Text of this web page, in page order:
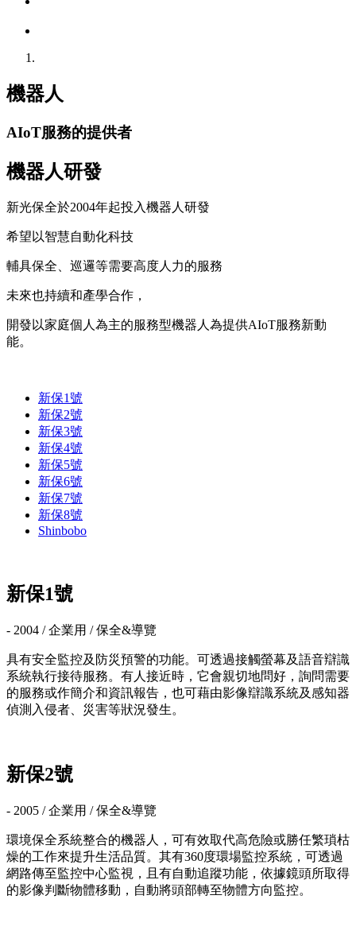
機器人
AIoT服務的提供者
機器人研發
新光保全於2004年起投入機器人研發
希望以智慧自動化科技
輔具保全、巡邏等需要高度人力的服務
未來也持續和產學合作，
開發以家庭個人為主的服務型機器人為提供AIoT服務新動
能。
新保1號
新保2號
新保3號
新保4號
新保5號
新保6號
新保7號
新保8號
Shinbobo
新保1號
- 2004 / 企業用 / 保全&導覽
具有安全監控及防災預警的功能。可透過接觸螢幕及語音辯識
系統執行接待服務。有人接近時，它會親切地問好，詢問需要
的服務或作簡介和資訊報告，也可藉由影像辯識系統及感知器
偵測入侵者、災害等狀況發生。
新保2號
- 2005 / 企業用 / 保全&導覽
環境保全系統整合的機器人，可有效取代高危險或勝任繁瑣枯
燥的工作來提升生活品質。其有360度環場監控系統，可透過
網路傳至監控中心監視，且有自動追蹤功能，依據鏡頭所取得
的影像判斷物體移動，自動將頭部轉至物體方向監控。